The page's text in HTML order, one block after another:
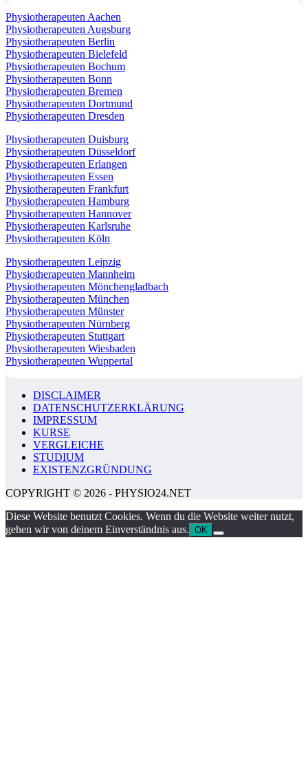
Physiotherapeuten Aachen
Physiotherapeuten Augsburg
Physiotherapeuten Berlin
Physiotherapeuten Bielefeld
Physiotherapeuten Bochum
Physiotherapeuten Bonn
Physiotherapeuten Bremen
Physiotherapeuten Dortmund
Physiotherapeuten Dresden
Physiotherapeuten Duisburg
Physiotherapeuten Düsseldorf
Physiotherapeuten Erlangen
Physiotherapeuten Essen
Physiotherapeuten Frankfurt
Physiotherapeuten Hamburg
Physiotherapeuten Hannover
Physiotherapeuten Karlsruhe
Physiotherapeuten Köln
Physiotherapeuten Leipzig
Physiotherapeuten Mannheim
Physiotherapeuten Mönchengladbach
Physiotherapeuten München
Physiotherapeuten Münster
Physiotherapeuten Nürnberg
Physiotherapeuten Stuttgart
Physiotherapeuten Wiesbaden
Physiotherapeuten Wuppertal
DISCLAIMER
DATENSCHUTZERKLÄRUNG
IMPRESSUM
KURSE
VERGLEICHE
STUDIUM
EXISTENZGRÜNDUNG
COPYRIGHT © 2026 - PHYSIO24.NET
Diese Website benutzt Cookies. Wenn du die Website weiter nutzt,
gehen wir von deinem Einverständnis aus. OK